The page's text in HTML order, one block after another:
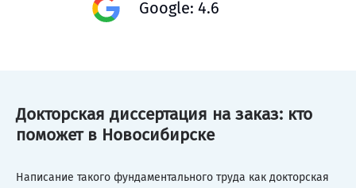
Google: 4.6
Докторская диссертация на заказ: кто
поможет в Новосибирске
Написание такого фундаментального труда как докторская